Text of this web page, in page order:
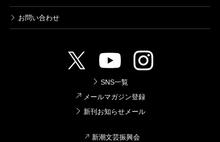
お問い合わせ
SNS一覧
メールマガジン登録
新刊お知らせメール
新潮文芸振興会